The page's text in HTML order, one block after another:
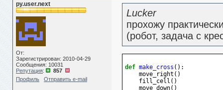
py.user.next
От:
Зарегистрирован: 2010-04-29
Сообщения: 10031
Репутация:
857
Профиль
Отправить e-mail
Lucker
прохожу
(робот, задача с
def make_cross ():
move_right ()
fill_cell ()
move_down()